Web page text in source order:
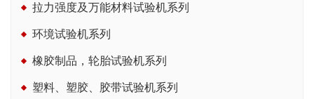
拉力强度及万能材料试验机系列
环境试验机系列
橡胶制品，轮胎试验机系列
塑料、塑胶、胶带试验机系列